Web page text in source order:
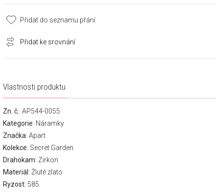
Přidat do seznamu přání
Přidat ke srovnání
Vlastnosti produktu
Zn. č. : AP544-0055
Kategorie: Náramky
Značka: Apart
Kolekce: Secret Garden
Drahokam: Zirkon
Materiál: Žluté zlato
Ryzost: 585